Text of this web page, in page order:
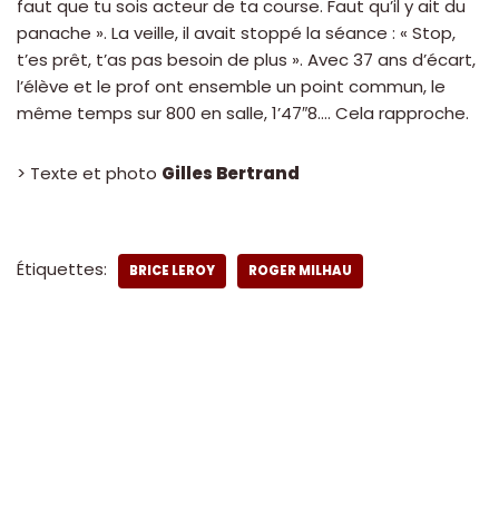
faut que tu sois acteur de ta course. Faut qu’il y ait du
panache ». La veille, il avait stoppé la séance : « Stop,
t’es prêt, t’as pas besoin de plus ». Avec 37 ans d’écart,
l’élève et le prof ont ensemble un point commun, le
même temps sur 800 en salle, 1’47″8…. Cela rapproche.
> Texte et photo Gilles Bertrand
Étiquettes: BRICE LEROY ROGER MILHAU